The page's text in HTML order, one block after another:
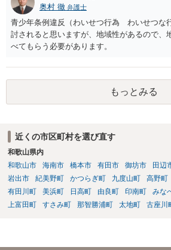
奥村 徹 弁護士
青少年条例違反（わいせつ行為 わいせつな
討されると思いますが、地域性があるので、
べてもらう必要があります。
もっとみる
近くの市区町村を選び直す
和歌山県内
和歌山市
海南市 橋本市 有田市 御坊市 田辺
岩出市
紀美野町 かつらぎ町 九度山町 高野町
有田川町
美浜町 日高町 由良町 印南町 みな
上富田町
すさみ町 那智勝浦町 太地町 古座川